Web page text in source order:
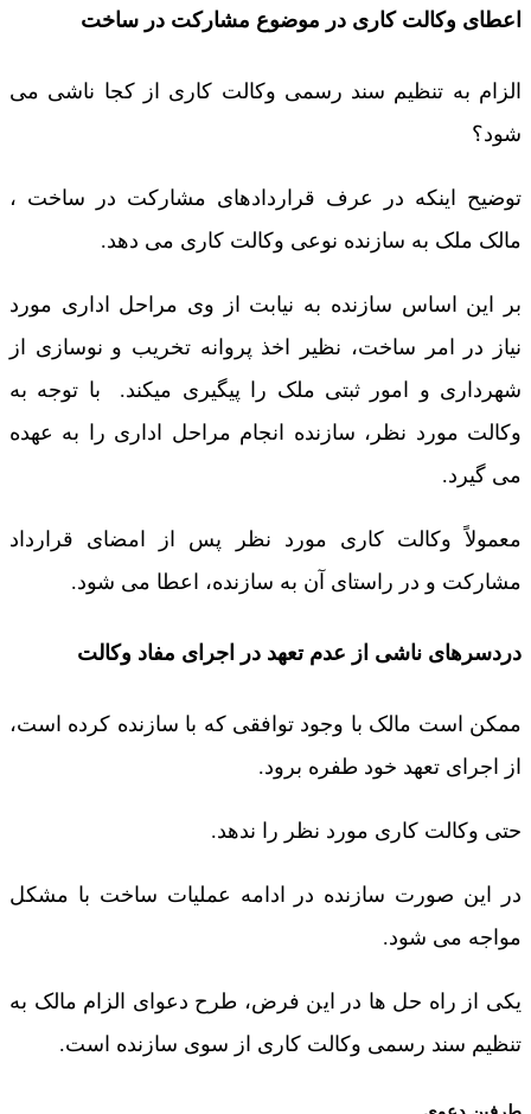
اعطای وکالت کاری در موضوع مشارکت در ساخت
الزام به تنظیم سند رسمی وکالت کاری از کجا ناشی می
شود؟
توضیح اینکه در عرف قراردادهای مشارکت در ساخت ،
مالک ملک به سازنده نوعی وکالت کاری می دهد.
بر این اساس سازنده به نیابت از وی مراحل اداری مورد
نیاز در امر ساخت، نظير اخذ پروانه تخریب و نوسازی از
شهرداری و امور ثبتی ملک را پیگیری میکند. با توجه به
وکالت مورد نظر، سازنده انجام مراحل اداری را به عهده
می گیرد.
معمولاً وکالت کاری مورد نظر پس از امضای قرارداد
مشارکت و در راستای آن به سازنده، اعطا می شود.
دردسرهای ناشی از عدم تعهد در اجرای مفاد وکالت
ممکن است مالک با وجود توافقی که با سازنده کرده است،
از اجرای تعهد خود طفره برود.
حتی وکالت کاری مورد نظر را ندهد.
در این صورت سازنده در ادامه عملیات ساخت با مشکل
مواجه می شود.
یکی از راه حل ها در این فرض، طرح دعوای الزام مالک به
تنظیم سند رسمی وکالت کاری از سوی سازنده است.